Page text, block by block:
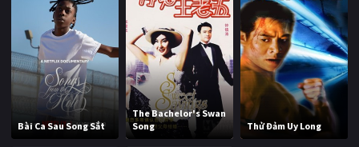
Bài Ca Sau Song Sắt
The Bachelor's Swan
Song
Thử Đảm Uy Long